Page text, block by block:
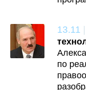
13.11 |
по